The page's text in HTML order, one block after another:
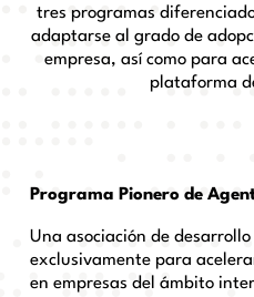
tres programas
adaptarse al grado de
empresa, así como para
plataforma
Programa Pionero de
Una asociación de
exclusivamente para
en empresas del ámbito